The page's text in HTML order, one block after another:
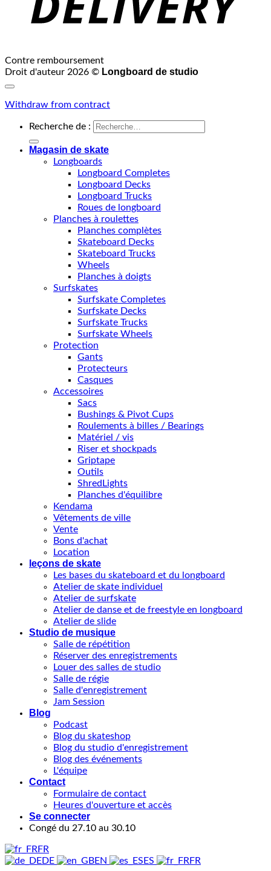
Contre remboursement
Droit d'auteur 2026 © Longboard de studio
Withdraw from contract
Recherche de :
Magasin de skate
Longboards
Longboard Completes
Longboard Decks
Longboard Trucks
Roues de longboard
Planches à roulettes
Planches complètes
Skateboard Decks
Skateboard Trucks
Wheels
Planches à doigts
Surfskates
Surfskate Completes
Surfskate Decks
Surfskate Trucks
Surfskate Wheels
Protection
Gants
Protecteurs
Casques
Accessoires
Sacs
Bushings & Pivot Cups
Roulements à billes / Bearings
Matériel / vis
Riser et shockpads
Griptape
Outils
ShredLights
Planches d'équilibre
Kendama
Vêtements de ville
Vente
Bons d'achat
Location
leçons de skate
Les bases du skateboard et du longboard
Atelier de skate individuel
Atelier de surfskate
Atelier de danse et de freestyle en longboard
Atelier de slide
Studio de musique
Salle de répétition
Réserver des enregistrements
Louer des salles de studio
Salle de régie
Salle d'enregistrement
Jam Session
Blog
Podcast
Blog du skateshop
Blog du studio d'enregistrement
Blog des événements
L'équipe
Contact
Formulaire de contact
Heures d'ouverture et accès
Se connecter
Congé du 27.10 au 30.10
FR
DE
EN ES FR